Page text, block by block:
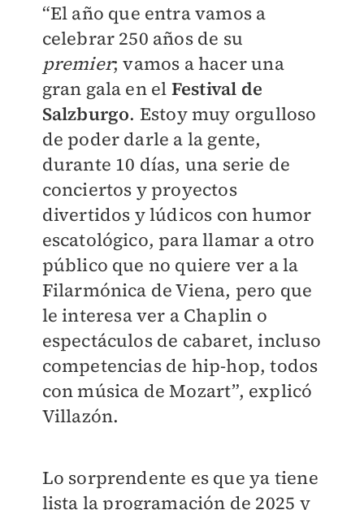
“El año que entra vamos a
celebrar 250 años de su
premier; vamos a hacer una
gran gala en el Festival de
Salzburgo. Estoy muy orgulloso
de poder darle a la gente,
durante 10 días, una serie de
conciertos y proyectos
divertidos y lúdicos con humor
escatológico, para llamar a otro
público que no quiere ver a la
Filarmónica de Viena, pero que
le interesa ver a Chaplin o
espectáculos de cabaret, incluso
competencias de hip-hop, todos
con música de Mozart”, explicó
Villazón.
Lo sorprendente es que ya tiene
lista la programación de 2025 y